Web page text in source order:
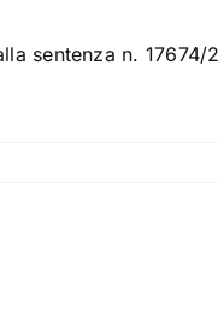
sentenza n. 17674/